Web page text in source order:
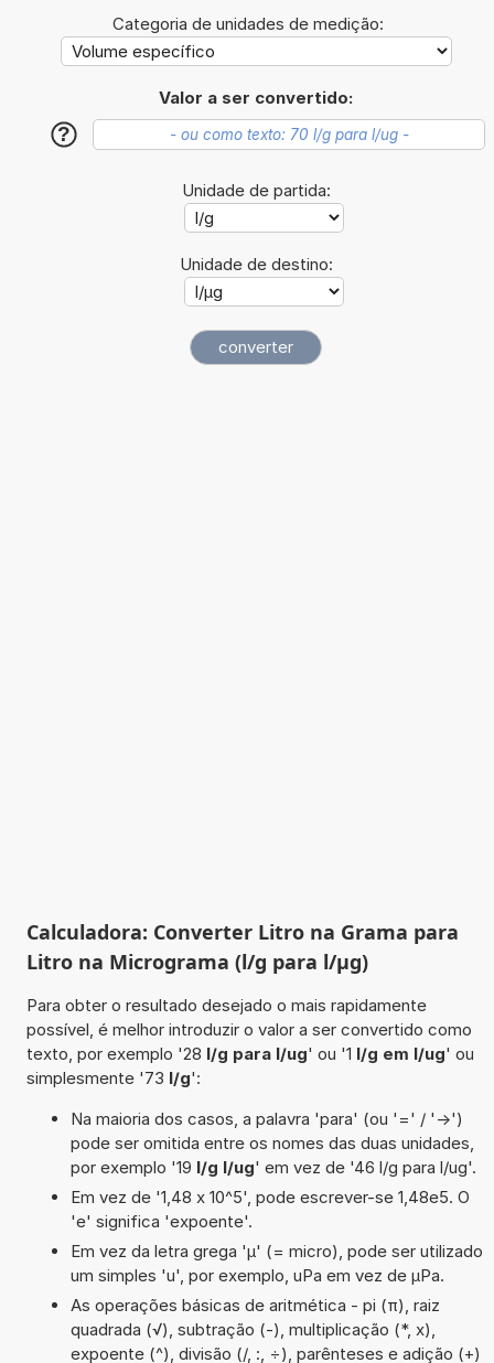
Categoria de unidades de medição:
Valor a ser convertido:
?
Unidade de partida:
Unidade de destino:
Calculadora: Converter Litro na Grama para
Litro na Micrograma (l/g para l/µg)
Para obter o resultado desejado o mais rapidamente
possível, é melhor introduzir o valor a ser convertido como
texto, por exemplo '28 l/g para l/ug' ou '1 l/g em l/ug' ou
simplesmente '73 l/g':
Na maioria dos casos, a palavra 'para' (ou '=' / '->')
pode ser omitida entre os nomes das duas unidades,
por exemplo '19 l/g l/ug' em vez de '46 l/g para l/ug'.
Em vez de '1,48 x 10^5', pode escrever-se 1,48e5. O
'e' significa 'expoente'.
Em vez da letra grega 'µ' (= micro), pode ser utilizado
um simples 'u', por exemplo, uPa em vez de µPa.
As operações básicas de aritmética - pi (π), raiz
quadrada (√), subtração (-), multiplicação (*, x),
expoente (^), divisão (/, :, ÷), parênteses e adição (+)